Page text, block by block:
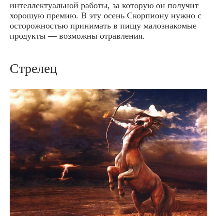
интеллектуальной работы, за которую он получит
хорошую премию. В эту осень Скорпиону нужно с
осторожностью принимать в пищу малознакомые
продукты — возможны отравления.
Стрелец